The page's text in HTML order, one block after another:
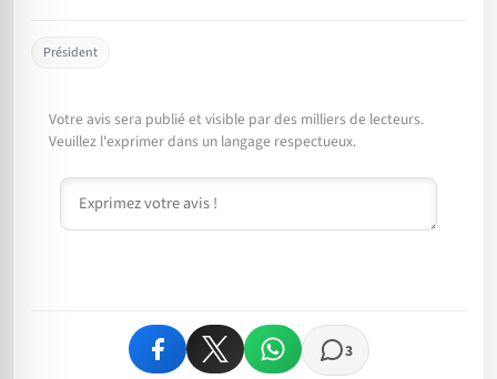
Président
Votre avis sera publié et visible par des milliers de lecteurs.
Veuillez l'exprimer dans un langage respectueux.
Commentaire
3